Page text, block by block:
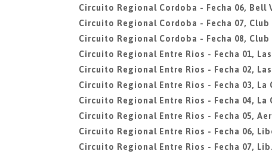
Circuito Regional Cordoba - Fecha 06, Bell
Circuito Regional Cordoba - Fecha 07,
Circuito Regional Cordoba - Fecha 08,
Circuito Regional Entre Rios - Fecha 01,
Circuito Regional Entre Rios - Fecha 02,
Circuito Regional Entre Rios - Fecha 03, La
Circuito Regional Entre Rios - Fecha 04, La
Circuito Regional Entre Rios - Fecha 05,
Circuito Regional Entre Rios - Fecha 06,
Circuito Regional Entre Rios - Fecha 07,